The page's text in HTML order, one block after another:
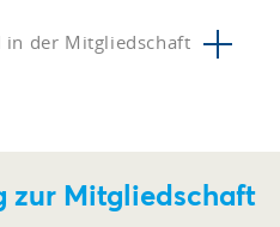
in der Mitgliedschaft
zur Mitgliedschaft